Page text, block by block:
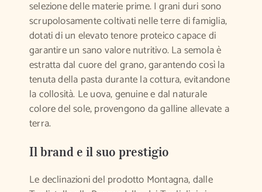
selezione delle materie prime. I grani duri sono
scrupolosamente coltivati nelle terre di famiglia,
dotati di un elevato tenore proteico capace di
garantire un sano valore nutritivo. La semola è
estratta dal cuore del grano, garantendo così la
tenuta della pasta durante la cottura, evitandone
la collosità. Le uova, genuine e dal naturale
colore del sole, provengono da galline allevate a
terra.
Il brand e il suo prestigio
Le declinazioni del prodotto Montagna, dalle